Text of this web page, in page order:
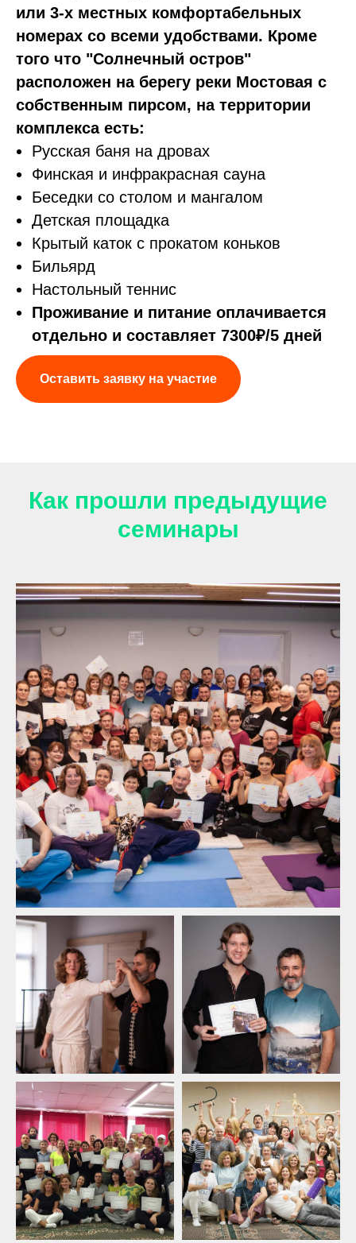
или 3-х местных комфортабельных
номерах со всеми удобствами. Кроме
того что "Солнечный остров"
расположен на берегу реки Мостовая с
собственным пирсом, на территории
комплекса есть:
Русская баня на дровах
Финская и инфракрасная сауна
Беседки со столом и мангалом
Детская площадка
Крытый каток с прокатом коньков
Бильярд
Настольный теннис
Проживание и питание оплачивается
отдельно и составляет 7300₽/5 дней
Оставить заявку на участие
Как прошли предыдущие
семинары